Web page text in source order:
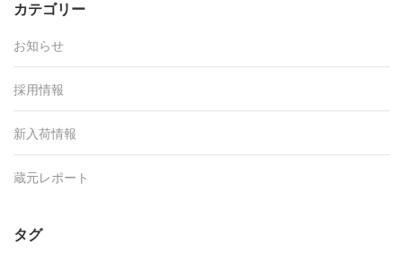
カテゴリー
お知らせ
採用情報
新入荷情報
蔵元レポート
タグ